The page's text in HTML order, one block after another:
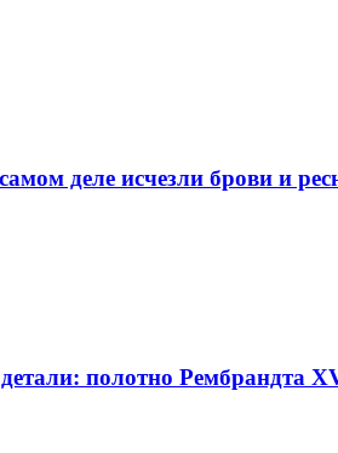
деле исчезли брови и
полотно Рембрандта